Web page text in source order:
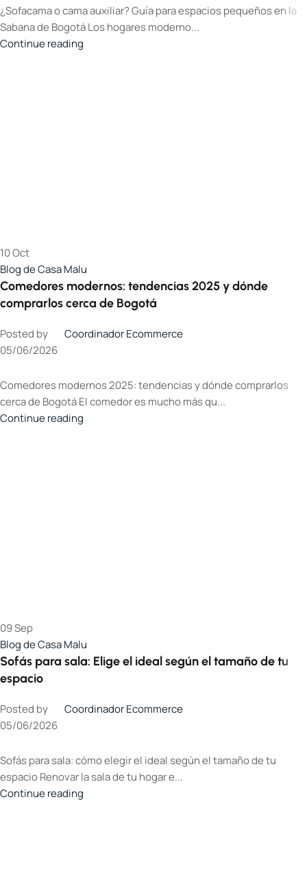
¿Sofacama o cama auxiliar? Guía para espacios pequeños en la
Sabana de Bogotá Los hogares moderno...
Continue reading
10Oct
Blog de Casa Malu
Comedores modernos: tendencias 2025 y dónde
comprarlos cerca de Bogotá
Posted by
Coordinador Ecommerce
05/06/2026
Comedores modernos 2025: tendencias y dónde comprarlos
cerca de Bogotá El comedor es mucho más qu...
Continue reading
09Sep
Blog de Casa Malu
Sofás para sala: Elige el ideal según el tamaño de tu
espacio
Posted by
Coordinador Ecommerce
05/06/2026
Sofás para sala: cómo elegir el ideal según el tamaño de tu
espacio Renovar la sala de tu hogar e...
Continue reading